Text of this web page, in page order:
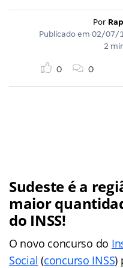
Por
Publicado em 02/07/
2
0 0
Sudeste é a
maior
do INSS!
O novo concurso do
Social (concurso INSS)